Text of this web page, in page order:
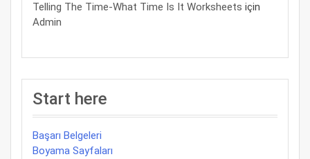
Telling The Time-What Time Is It Worksheets için
Admin
Start here
Başarı Belgeleri
Boyama Sayfaları